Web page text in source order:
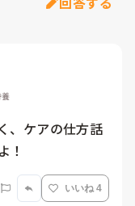
、ケアの仕方話
！
いいね 4